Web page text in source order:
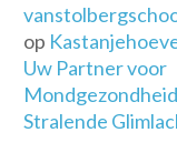
op
Uw Partner voor
Stralende